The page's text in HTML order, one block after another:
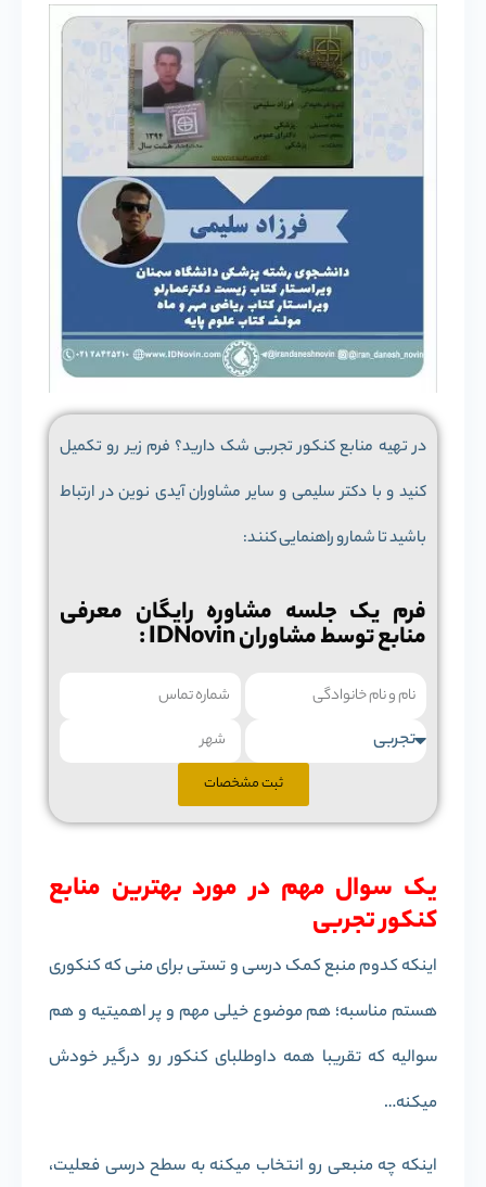
در تهیه منابع کنکور تجربی شک دارید؟ فرم زیر رو تکمیل
کنید و با دکتر سلیمی و سایر مشاوران آیدی نوین در ارتباط
باشید تا شمارو راهنمایی کنند:
فرم یک جلسه مشاوره رایگان معرفی
منابع توسط مشاوران IDNovin :
ثبت مشخصات
یک سوال مهم در مورد بهترین منابع
کنکور تجربی
اینکه کدوم منبع کمک درسی و تستی برای منی که کنکوری
هستم مناسبه؛ هم موضوع خیلی مهم و پر اهمیتیه و هم
سوالیه که تقریبا همه داوطلبای کنکور رو درگیر خودش
میکنه…
اینکه چه منبعی رو انتخاب میکنه به سطح درسی فعلیت،